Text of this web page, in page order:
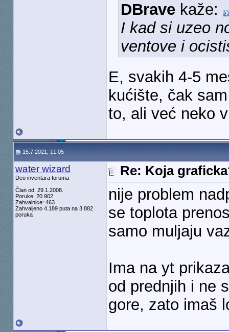
DBravekaže:
I kad si uzeo
ventove i
E, svakih 4-5
kućište, čak
to, ali već neko
15.7.2021, 11:05
water wizard
Deo inventara foruma
Član od: 29.1.2008.
Poruke: 20.902
Zahvalnice: 463
Zahvaljeno 4.189 puta na 3.882
poruka
Re: Koja
nije problem
se toplota
samo muljaju
Ima na yt
od prednjih i ne
gore, zato imaš